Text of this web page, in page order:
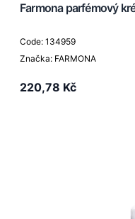
Farmona parfémový
Code: 134959
Značka: FARMONA
220,78 Kč